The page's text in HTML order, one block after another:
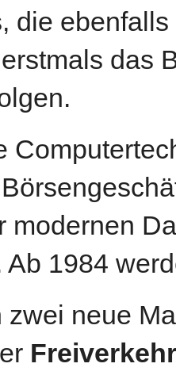
die
das
modernen
Ab 1984
zwei neue
Freiverkehr